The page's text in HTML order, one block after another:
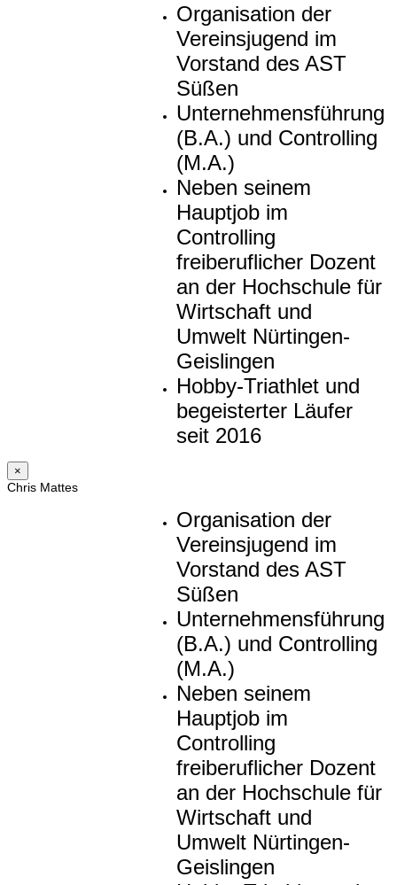
Organisation der
Vereinsjugend im
Vorstand des AST
Süßen
Unternehmensführung
(B.A.) und Controlling
(M.A.)
Neben seinem
Hauptjob im
Controlling
freiberuflicher Dozent
an der Hochschule für
Wirtschaft und
Umwelt Nürtingen-
Geislingen
Hobby-Triathlet und
begeisterter Läufer
seit 2016
×
Chris Mattes
Organisation der
Vereinsjugend im
Vorstand des AST
Süßen
Unternehmensführung
(B.A.) und Controlling
(M.A.)
Neben seinem
Hauptjob im
Controlling
freiberuflicher Dozent
an der Hochschule für
Wirtschaft und
Umwelt Nürtingen-
Geislingen